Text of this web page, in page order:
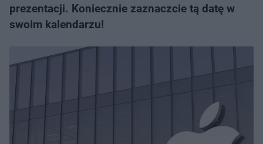
prezentacji. Koniecznie zaznaczcie tą datę w
swoim kalendarzu!